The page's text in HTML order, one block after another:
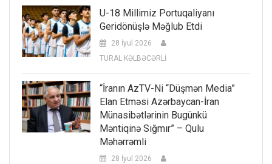
U-18 Millimiz Portuqaliyanı
Geridönüşlə Məğlub Etdi
28 İyul 2026
TURAL KƏLBƏCƏRLİ
“İranın AzTV-Ni “düşmən Media”
Elan Etməsi Azərbaycan-İran
Münasibətlərinin Bugünkü
Məntiqinə Sığmır” – Qulu
Məhərrəmli
28 İyul 2026